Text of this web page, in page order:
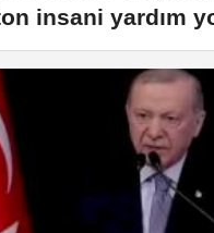
insani yardım